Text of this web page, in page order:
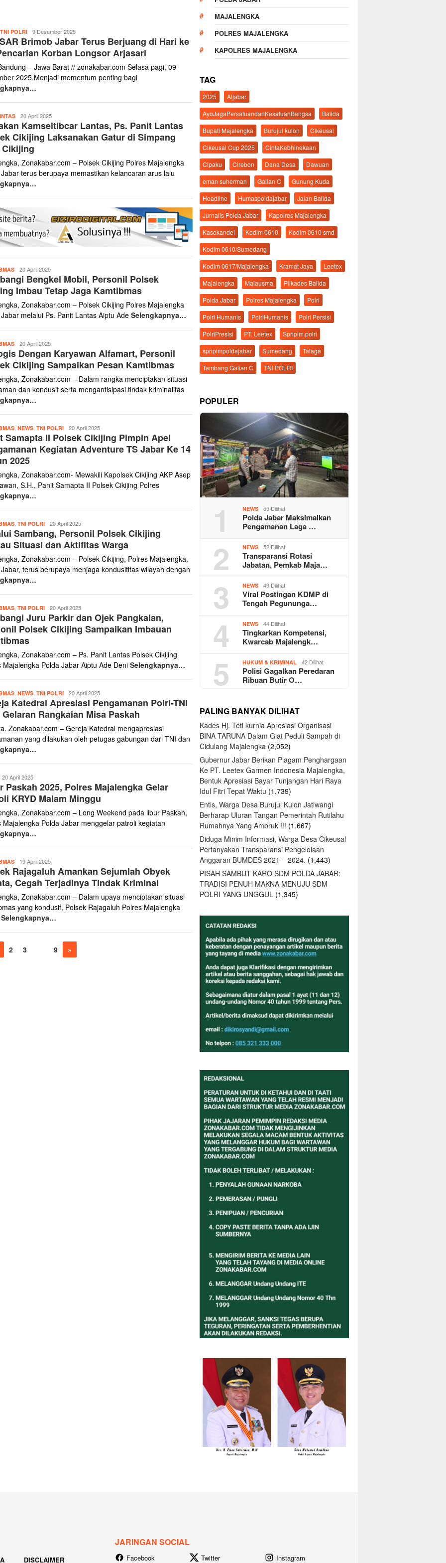
TNI POLRIZona
Kabar
9 Desember 2025
Brimob Jabar Terus Berjuang di Hari ke
Korban Longsor Arjasari
– Jawa Barat // zonakabar.com Selasa pagi, 09
2025.Menjadi momentum penting bagi
Yanto
Haris
20 April 2025
Kamseltibcar Lantas, Ps. Panit Lantas
Cikijing Laksanakan Gatur di Simpang
Zonakabar.com – Polsek Cikijing Polres Majalengka
terus berupaya memastikan kelancaran arus lalu
Yanto
Haris
20 April 2025
Bengkel Mobil, Personil Polsek
Imbau Tetap Jaga Kamtibmas
Zonakabar.com – Polsek Cikijing Polres Majalengka
melalui Ps. Panit Lantas Aiptu Ade Selengkapnya…
Yanto
Haris
20 April 2025
Dengan Karyawan Alfamart, Personil
Cikijing Sampaikan Pesan Kamtibmas
Zonakabar.com – Dalam rangka menciptakan situasi
dan kondusif serta mengantisipasi tindak kriminalitas
, NEWS, TNI POLRIYanto
Haris
20 April 2025
Samapta II Polsek Cikijing Pimpin Apel
Kegiatan Adventure TS Jabar Ke 14
2025
Zonakabar.com- Mewakili Kapolsek Cikijing AKP Asep
S.H., Panit Samapta II Polsek Cikijing Polres
, TNI POLRIYanto
Haris
20 April 2025
Sambang, Personil Polsek Cikijing
Situasi dan Aktifitas Warga
Zonakabar.com – Polsek Cikijing, Polres Majalengka,
terus berupaya menjaga kondusifitas wilayah dengan
, TNI POLRIYanto
Haris
20 April 2025
Juru Parkir dan Ojek Pangkalan,
Polsek Cikijing Sampaikan Imbauan
Zonakabar.com – Ps. Panit Lantas Polsek Cikijing
Majalengka Polda Jabar Aiptu Ade Deni Selengkapnya…
, NEWS, TNI POLRIYanto
Haris
20 April 2025
Katedral Apresiasi Pengamanan Polri-TNI
Gelaran Rangkaian Misa Paskah
Zonakabar.com – Gereja Katedral mengapresiasi
yang dilakukan oleh petugas gabungan dari TNI dan
20 April 2025
Paskah 2025, Polres Majalengka Gelar
KRYD Malam Minggu
Zonakabar.com – Long Weekend pada libur Paskah,
Majalengka Polda Jabar menggelar patroli kegiatan
Yanto
Haris
19 April 2025
Rajagaluh Amankan Sejumlah Obyek
Cegah Terjadinya Tindak Kriminal
Zonakabar.com – Dalam upaya menciptakan situasi
yang kondusif, Polsek Rajagaluh Polres Majalengka
Selengkapnya…
2 3 9 »
MAJALENGKA
POLRES MAJALENGKA
KAPOLRES MAJALENGKA
TAG
2025
Aljabar
AyoJagaPersatuandanKesatuanBangsa
Balida
Bupati Majalengka
Burujul kulon
Cikeusal
Cikeusal Cup 2025
CintaKebhinekaan
Cipaku
Cirebon Dana Desa
Dawuan
eman suherman
Galian C
Gunung Kuda
Headline
Humaspoldajabar
Jalan Balida
Jurnalis Polda Jabar
Kapolres Majalengka
Kasokandel
Kodim 0610
Kodim 0610 smd
Kodim 0610/Sumedang
Kodim 0617/Majalengka
Kramat Jaya
Leetex
Majalengka
Malausma
Pilkades Balida
Polda Jabar
Polres Majalengka
Polri
Polri Humanis
PolriHumanis
Polri Persisi
PolriPresisi
PT. Leetex
Spripim.polri
spripimpoldajabar
Sumedang
Talaga
Tambang Galian C
TNI POLRI
POPULER
1 NEWS 55 Dilihat
Polda Jabar Maksimalkan
Pengamanan Laga …
2 NEWS 52 Dilihat
Transparansi Rotasi
Jabatan, Pemkab Maja…
3 NEWS 49 Dilihat
Viral Postingan KDMP di
Tengah Pegununga…
4 NEWS 44 Dilihat
Tingkarkan Kompetensi,
Kwarcab Majalengk…
5 HUKUM & KRIMINAL 42 Dilihat
Polisi Gagalkan Peredaran
Ribuan Butir O…
PALING BANYAK DILIHAT
Kades Hj. Teti kurnia Apresiasi Organisasi
BINA TARUNA Dalam Giat Peduli Sampah di
Cidulang Majalengka (2,052)
Gubernur Jabar Berikan Piagam Penghargaan
Ke PT. Leetex Garmen Indonesia Majalengka,
Bentuk Apresiasi Bayar Tunjangan Hari Raya
Idul Fitri Tepat Waktu (1,739)
Entis, Warga Desa Burujul Kulon Jatiwangi
Berharap Uluran Tangan Pemerintah Rutilahu
Rumahnya Yang Ambruk !!! (1,667)
Diduga Minim Informasi, Warga Desa Cikeusal
Pertanyakan Transparansi Pengelolaan
Anggaran BUMDES 2021 – 2024. (1,443)
PISAH SAMBUT KARO SDM POLDA JABAR:
TRADISI PENUH MAKNA MENUJU SDM
POLRI YANG UNGGUL (1,345)
DISCLAIMER
JARINGAN SOCIAL
Facebook Twitter Instagram